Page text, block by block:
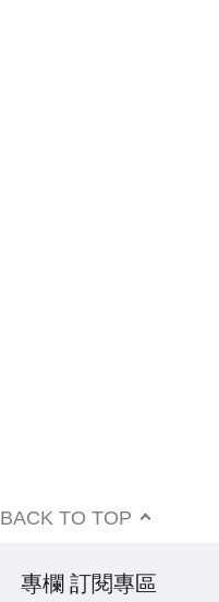
BACK TO TOP
專欄 訂閱專區